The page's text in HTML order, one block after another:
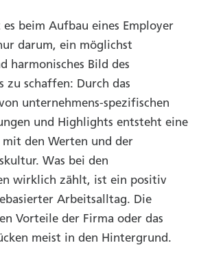
es beim Aufbau eines Employer
darum, ein möglichst
harmonisches Bild des
zu schaffen: Durch das
unternehmens-spezifischen
und Highlights entsteht eine
den Werten und der
Was bei den
wirklich zählt, ist ein positiv
Arbeitsalltag. Die
Vorteile der Firma oder das
meist in den Hintergrund.